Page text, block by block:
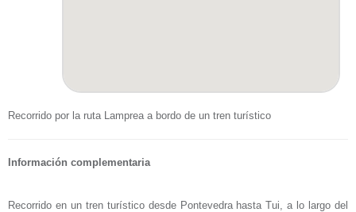
Recorrido por la ruta Lamprea a bordo de un tren turístico
Información complementaria
Recorrido en un tren turístico desde Pontevedra hasta Tui, a lo largo del